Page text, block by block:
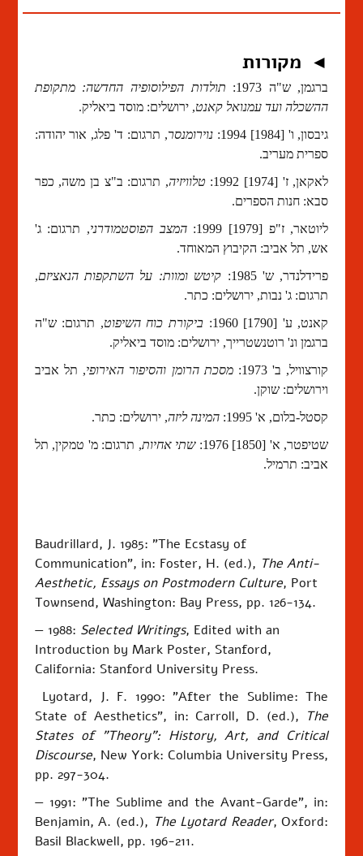
◄ מקורות
ברגמן, ש"ה 1973:
תולדות הפילוסופיה החדשה: מתקופת
ההשכלה ועד עמנואל קאנט, ירושלים: מוסד ביאליק.
גיבסון, ו' [1984] 1994:
נוירומנסר, תרגום: ד' פלג, אור יהודה:
ספרית מעריב.
לאקאן, ז' [1974] 1992:
טלוויזיה, תרגום: ב"צ בן משה, כפר
סבא: חנות הספרים.
ליוטאר, ז"פ [1979] 1999:
המצב הפוסטמודרני, תרגום: ג'
אש, תל אביב: הקיבוץ המאוחד.
פרידלנדר, ש' 1985:
קיטש ומוות: על השתקפות הנאציזם,
תרגום: ג' נבות, ירושלים: כתר.
קאנט, ע' [1790] 1960:
ביקורת כוח השיפוט, תרגום: ש"ה
ברגמן ונ' רוטנשטרייך, ירושלים: מוסד ביאליק.
קורצוויל, ב' 1973:
מסכת הרומן והסיפור האירופי, תל אביב
וירושלים: שוקן.
קסטל-בלום, א' 1995:
המינה ליזה, ירושלים: כתר.
שטיפטר, א' [1850] 1976:
שתי אחיות, תרגום: מ' טמקין, תל
אביב: תרמיל.
Baudrillard, J. 1985: "The Ecstasy of
Communication", in: Foster, H. (ed.), The Anti-
Aesthetic, Essays on Postmodern Culture, Port
Townsend, Washington: Bay Press, pp. 126-134.
— 1988: Selected Writings, Edited with an
Introduction by Mark Poster, Stanford,
California: Stanford University Press.
Lyotard, J. F. 1990: "After the Sublime: The
State of Aesthetics", in: Carroll, D. (ed.), The
States of "Theory": History, Art, and Critical
Discourse, New York: Columbia University Press,
pp. 297-304.
— 1991: "The Sublime and the Avant-Garde", in:
Benjamin, A. (ed.), The Lyotard Reader, Oxford:
Basil Blackwell, pp. 196-211.